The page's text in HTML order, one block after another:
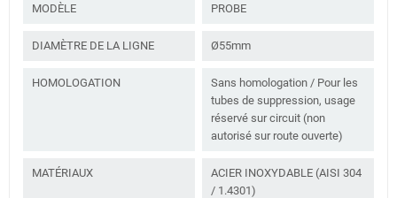
MODÈLE PROBE
DIAMÈTRE DE LA LIGNE Ø55mm
HOMOLOGATION
Sans homologation / Pour les
tubes de suppression, usage
réservé sur circuit (non
autorisé sur route ouverte)
MATÉRIAUX
ACIER INOXYDABLE (AISI 304
/ 1.4301)